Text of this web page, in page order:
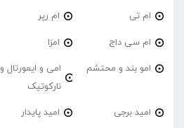
ام تی ام رپر
ام سی داج امزا
امو بند و محتشم
امی و ایمورتال و
نارکوتیک
امید برجی امید پایدار